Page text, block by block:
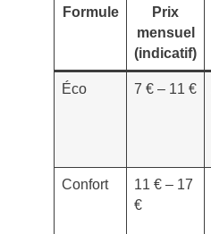
Formule
Prix
mensuel
(indicatif)
Éco 7 € – 11 €
Confort
11 € – 17
€